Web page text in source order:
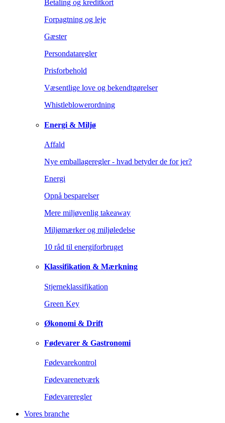
Betaling og kreditkort
Forpagtning og leje
Gæster
Persondataregler
Prisforbehold
Væsentlige love og bekendtgørelser
Whistleblowerordning
Energi & Miljø
Affald
Nye emballageregler - hvad betyder de for jer?
Energi
Opnå besparelser
Mere miljøvenlig takeaway
Miljømærker og miljøledelse
10 råd til energiforbruget
Klassifikation & Mærkning
Stjerneklassifikation
Green Key
Økonomi & Drift
Fødevarer & Gastronomi
Fødevarekontrol
Fødevarenetværk
Fødevareregler
Vores branche